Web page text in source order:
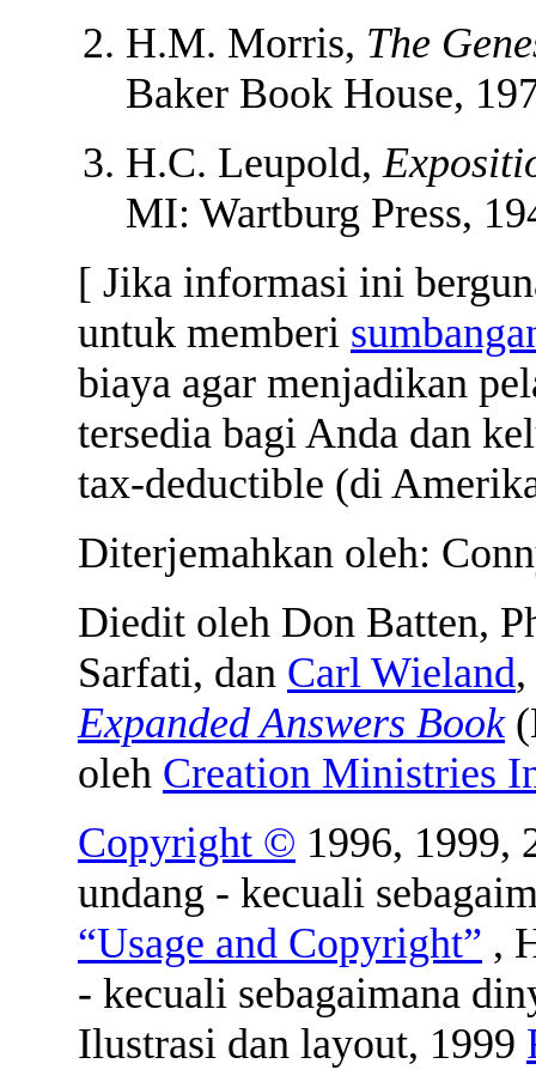
H.M. Morris, The
Baker Book House,
H.C. Leupold,
MI: Wartburg Press,
[ Jika informasi ini
untuk memberi
biaya agar menjadikan
tersedia bagi Anda dan
tax-deductible (di
Diterjemahkan oleh:
Diedit oleh Don Batten,
Sarfati, dan Carl Wieland
Expanded Answers Book
oleh Creation Ministries
Copyright © 1996, 1999,
undang - kecuali
“Usage and Copyright” ,
- kecuali sebagaimana
Ilustrasi dan layout, 1999